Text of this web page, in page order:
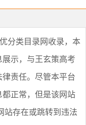
分类目录网收录，本
展示，与王玄策高考
责任。尽管本平台
都正常，但是该网站
站存在或跳转到违法